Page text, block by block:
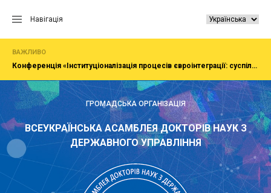
Навігація
ВАЖЛИВО
Конференція «Інституціоналізація процесів євроінтеграції: суспільство, економіка, адміністрування»
ГРОМАДСЬКА ОРГАНІЗАЦІЯ
ВСЕУКРАЇНСЬКА АСАМБЛЕЯ ДОКТОРІВ НАУК З
ДЕРЖАВНОГО УПРАВЛІННЯ